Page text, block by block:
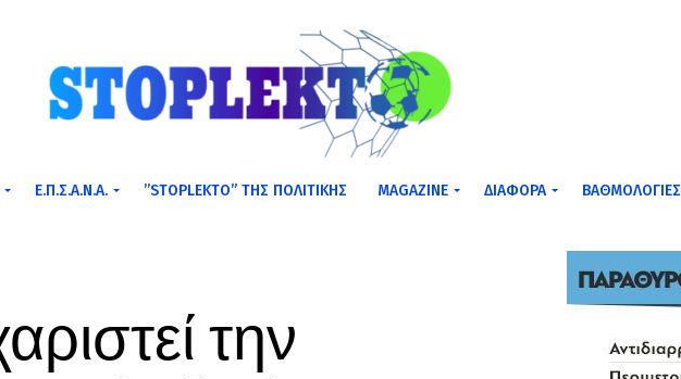
Ε.Π.Σ.Α.Ν.Α. ”STOPLEKTO” ΤΗΣ ΠΟΛΙΤΙΚΗΣ MAGAZINE ΔΙΆΦΟΡΑ ΒΑΘΜΟΛΟΓΊΕΣ
την